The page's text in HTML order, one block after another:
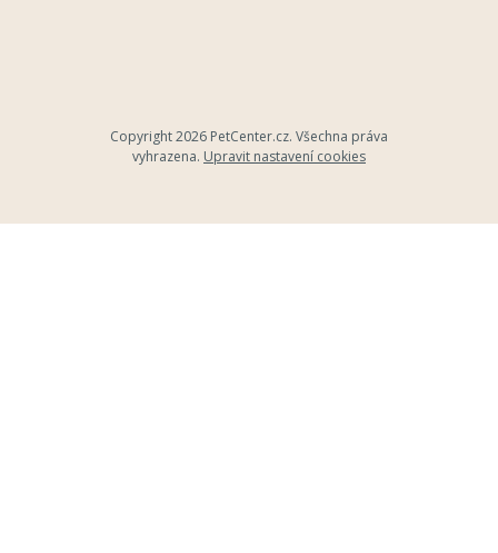
Copyright 2026 PetCenter.cz. Všechna práva
vyhrazena. Upravit nastavení cookies